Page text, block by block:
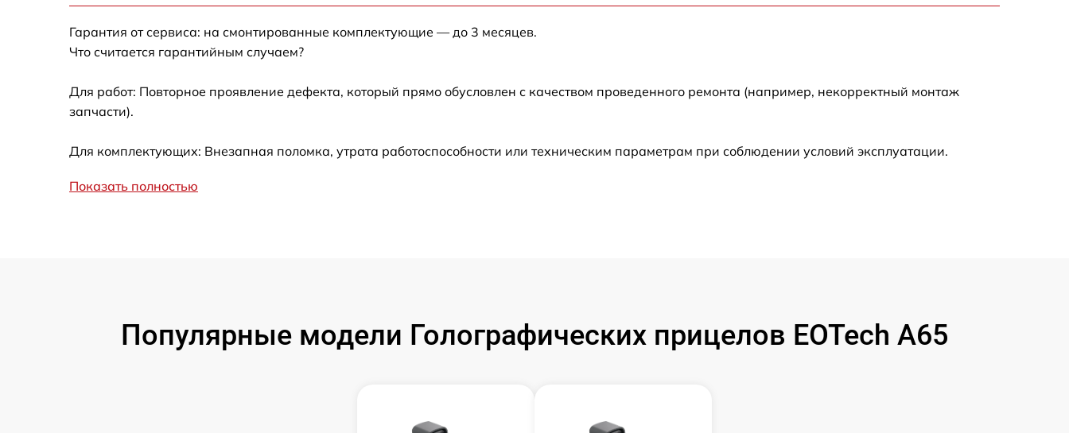
Замена станции airport от 60 мин
Гарантия от сервиса: на смонтированные комплектующие — до 3 месяцев.
Что считается гарантийным случаем?
Для работ: Повторное проявление дефекта, который прямо обусловлен с качеством проведенного ремонта (например, некорректный монтаж
запчасти).
Для комплектующих: Внезапная поломка, утрата работоспособности или техническим параметрам при соблюдении условий эксплуатации.
Показать полностью
Популярные модели Голографических прицелов EOTech A65